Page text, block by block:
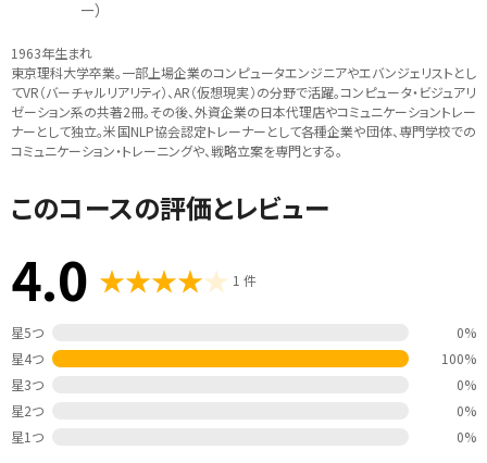
ー）
1963年生まれ
東京理科大学卒業。一部上場企業のコンピュータエンジニアやエバンジェリストとし
てVR（バーチャルリアリティ）、AR（仮想現実）の分野で活躍。コンピュータ・ビジュアリ
ゼーション系の共著2冊。その後、外資企業の日本代理店やコミュニケーショントレー
ナーとして独立。米国NLP協会認定トレーナーとして各種企業や団体、専門学校での
コミュニケーション・トレーニングや、戦略立案を専門とする。
このコースの評価とレビュー
4.0 1 件
星5つ
0%
星4つ
100%
星3つ
0%
星2つ
0%
星1つ
0%